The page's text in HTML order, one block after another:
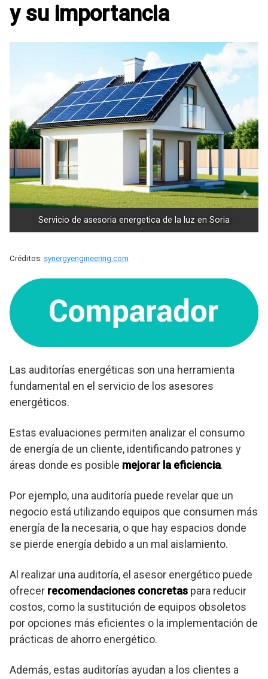
y su importancia
Servicio de asesoria energetica de la luz en Soria
Créditos: synergyengineering.com
Las auditorías energéticas son una herramienta
fundamental en el servicio de los asesores
energéticos.
Estas evaluaciones permiten analizar el consumo
de energía de un cliente, identificando patrones y
áreas donde es posible mejorar la eficiencia.
Por ejemplo, una auditoría puede revelar que un
negocio está utilizando equipos que consumen más
energía de la necesaria, o que hay espacios donde
se pierde energía debido a un mal aislamiento.
Al realizar una auditoría, el asesor energético puede
ofrecer recomendaciones concretas para reducir
costos, como la sustitución de equipos obsoletos
por opciones más eficientes o la implementación de
prácticas de ahorro energético.
Además, estas auditorías ayudan a los clientes a